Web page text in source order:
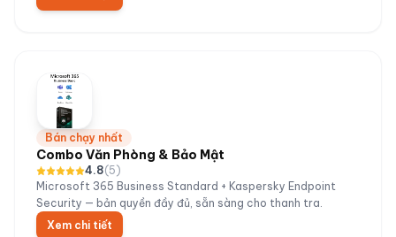
Bán chạy nhất
Combo Văn Phòng & Bảo Mật
4.8(5)
Microsoft 365 Business Standard + Kaspersky Endpoint
Security — bản quyền đầy đủ, sẵn sàng cho thanh tra.
Xem chi tiết